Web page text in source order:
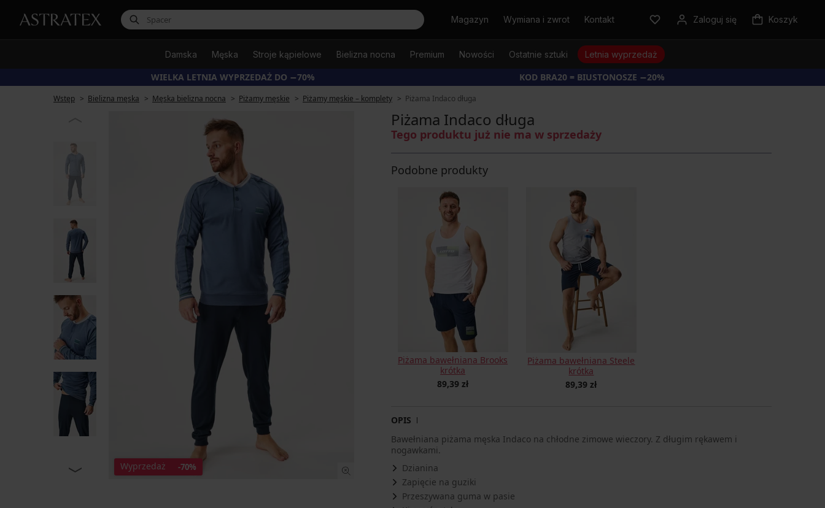
SzukajMagazyn Wymiana i zwrot Kontakt Zaloguj się Koszyk
Damska Męska Stroje kąpielowe Bielizna nocna Premium Nowości Ostatnie sztuki Letnia wyprzedaż
WIELKA LETNIA WYPRZEDAŻ DO −70% KOD BRA20 = BIUSTONOSZE −20%
Wstęp Bielizna męska Męska bielizna nocna Piżamy męskie Piżamy męskie – komplety Piżama Indaco długa
Wyprzedaż -70%
Piżama Indaco długa
Tego produktu już nie ma w sprzedaży
Podobne produkty
Piżama bawełniana Brooks
krótka
89,39 zł
Piżama bawełniana Steele
krótka
89,39 zł
OPIS
Bawełniana piżama męska Indaco na chłodne zimowe wieczory. Z długim rękawem i
nogawkami.
Dzianina
Zapięcie na guziki
Przeszywana guma w pasie